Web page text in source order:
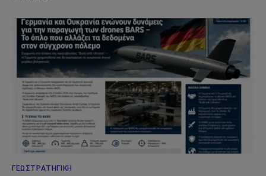
ΓΕΩΣΤΡΑΤΗΓΙΚΉ